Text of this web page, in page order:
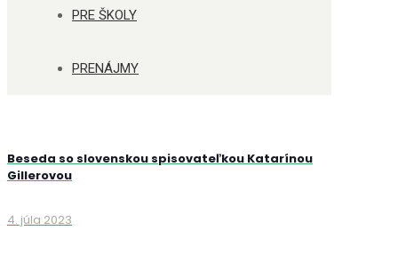
PRE ŠKOLY
PRENÁJMY
Beseda so slovenskou spisovateľkou Katarínou
Gillerovou
4. júla 2023